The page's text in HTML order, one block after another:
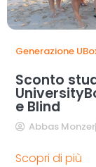
Generazione
Sconto
e Blind
Abbas Monzer
Scopri di più